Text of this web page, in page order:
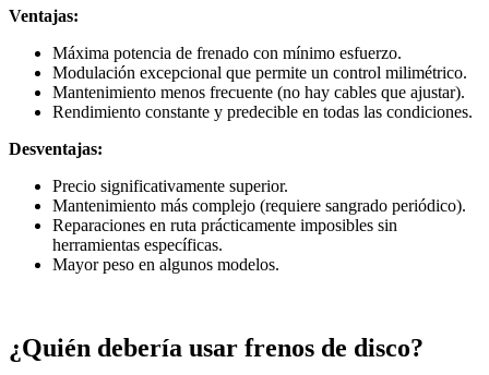
Ventajas:
Máxima potencia de frenado con mínimo esfuerzo.
Modulación excepcional que permite un control milimétrico.
Mantenimiento menos frecuente (no hay cables que ajustar).
Rendimiento constante y predecible en todas las condiciones.
Desventajas:
Precio significativamente superior.
Mantenimiento más complejo (requiere sangrado periódico).
Reparaciones en ruta prácticamente imposibles sin
herramientas específicas.
Mayor peso en algunos modelos.
¿Quién debería usar frenos de disco?